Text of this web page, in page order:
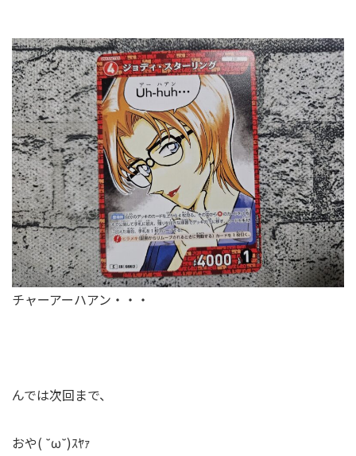
チャーアーハアン・・・
んでは次回まで、
おや( ˘ω˘)ｽﾔｧ